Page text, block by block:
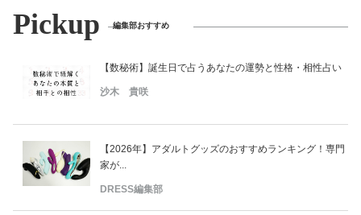
Pickup 編集部おすすめ
【数秘術】誕生日で占うあなたの運勢と性格・相性占い
沙木 貴咲
【2026年】アダルトグッズのおすすめランキング！専門
家が...
DRESS編集部